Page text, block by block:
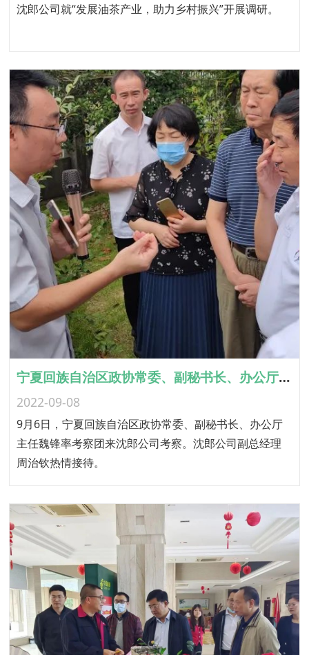
沈郎公司就“发展油茶产业，助力乡村振兴”开展调研。
宁夏回族自治区政协常委、副秘书长、办公厅主任魏锋率团考察沈郎公司
2022-09-08
9月6日，宁夏回族自治区政协常委、副秘书长、办公厅
主任魏锋率考察团来沈郎公司考察。沈郎公司副总经理
周治钦热情接待。